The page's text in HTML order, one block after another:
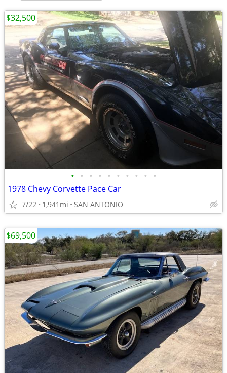
• • • • • • • • • •
1978 Chevy Corvette Pace Car
7/22 1,941mi SAN ANTONIO
$32,500
$69,500